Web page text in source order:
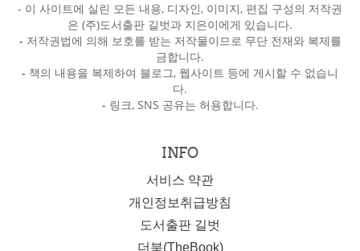
- 이 사이트에 실린 모든 내용, 디자인, 이미지, 편집 구성의 저작권
은 (주)도서출판 길벗과 지은이에게 있습니다.
- 저작권법에 의해 보호를 받는 저작물이므로 무단 전재와 복제를
금합니다.
- 책의 내용을 복제하여 블로그, 웹사이트 등에 게시할 수 없습니
다.
- 링크, SNS 공유는 허용합니다.
INFO
서비스 약관
개인정보취급방침
도서출판 길벗
더북(TheBook)